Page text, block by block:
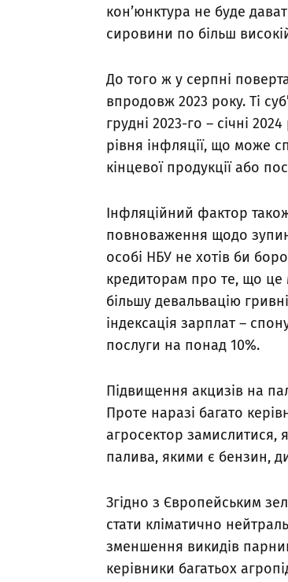
кон’юнктура не буде
сировини по більш
До того ж у серпні
впродовж 2023 року. Ті
грудні 2023-го – січні
рівня інфляції, що може
кінцевої продукції або
Інфляційний фактор
повноваження щодо
особі НБУ не хотів би
кредиторам про те, що це
більшу девальвацію
індексація зарплат –
послуги на понад 10%.
Підвищення акцизів на
Проте наразі багато
агросектор замислитися,
палива, якими є бензин,
Згідно з Європейським
стати кліматично
зменшення викидів
керівники багатьох